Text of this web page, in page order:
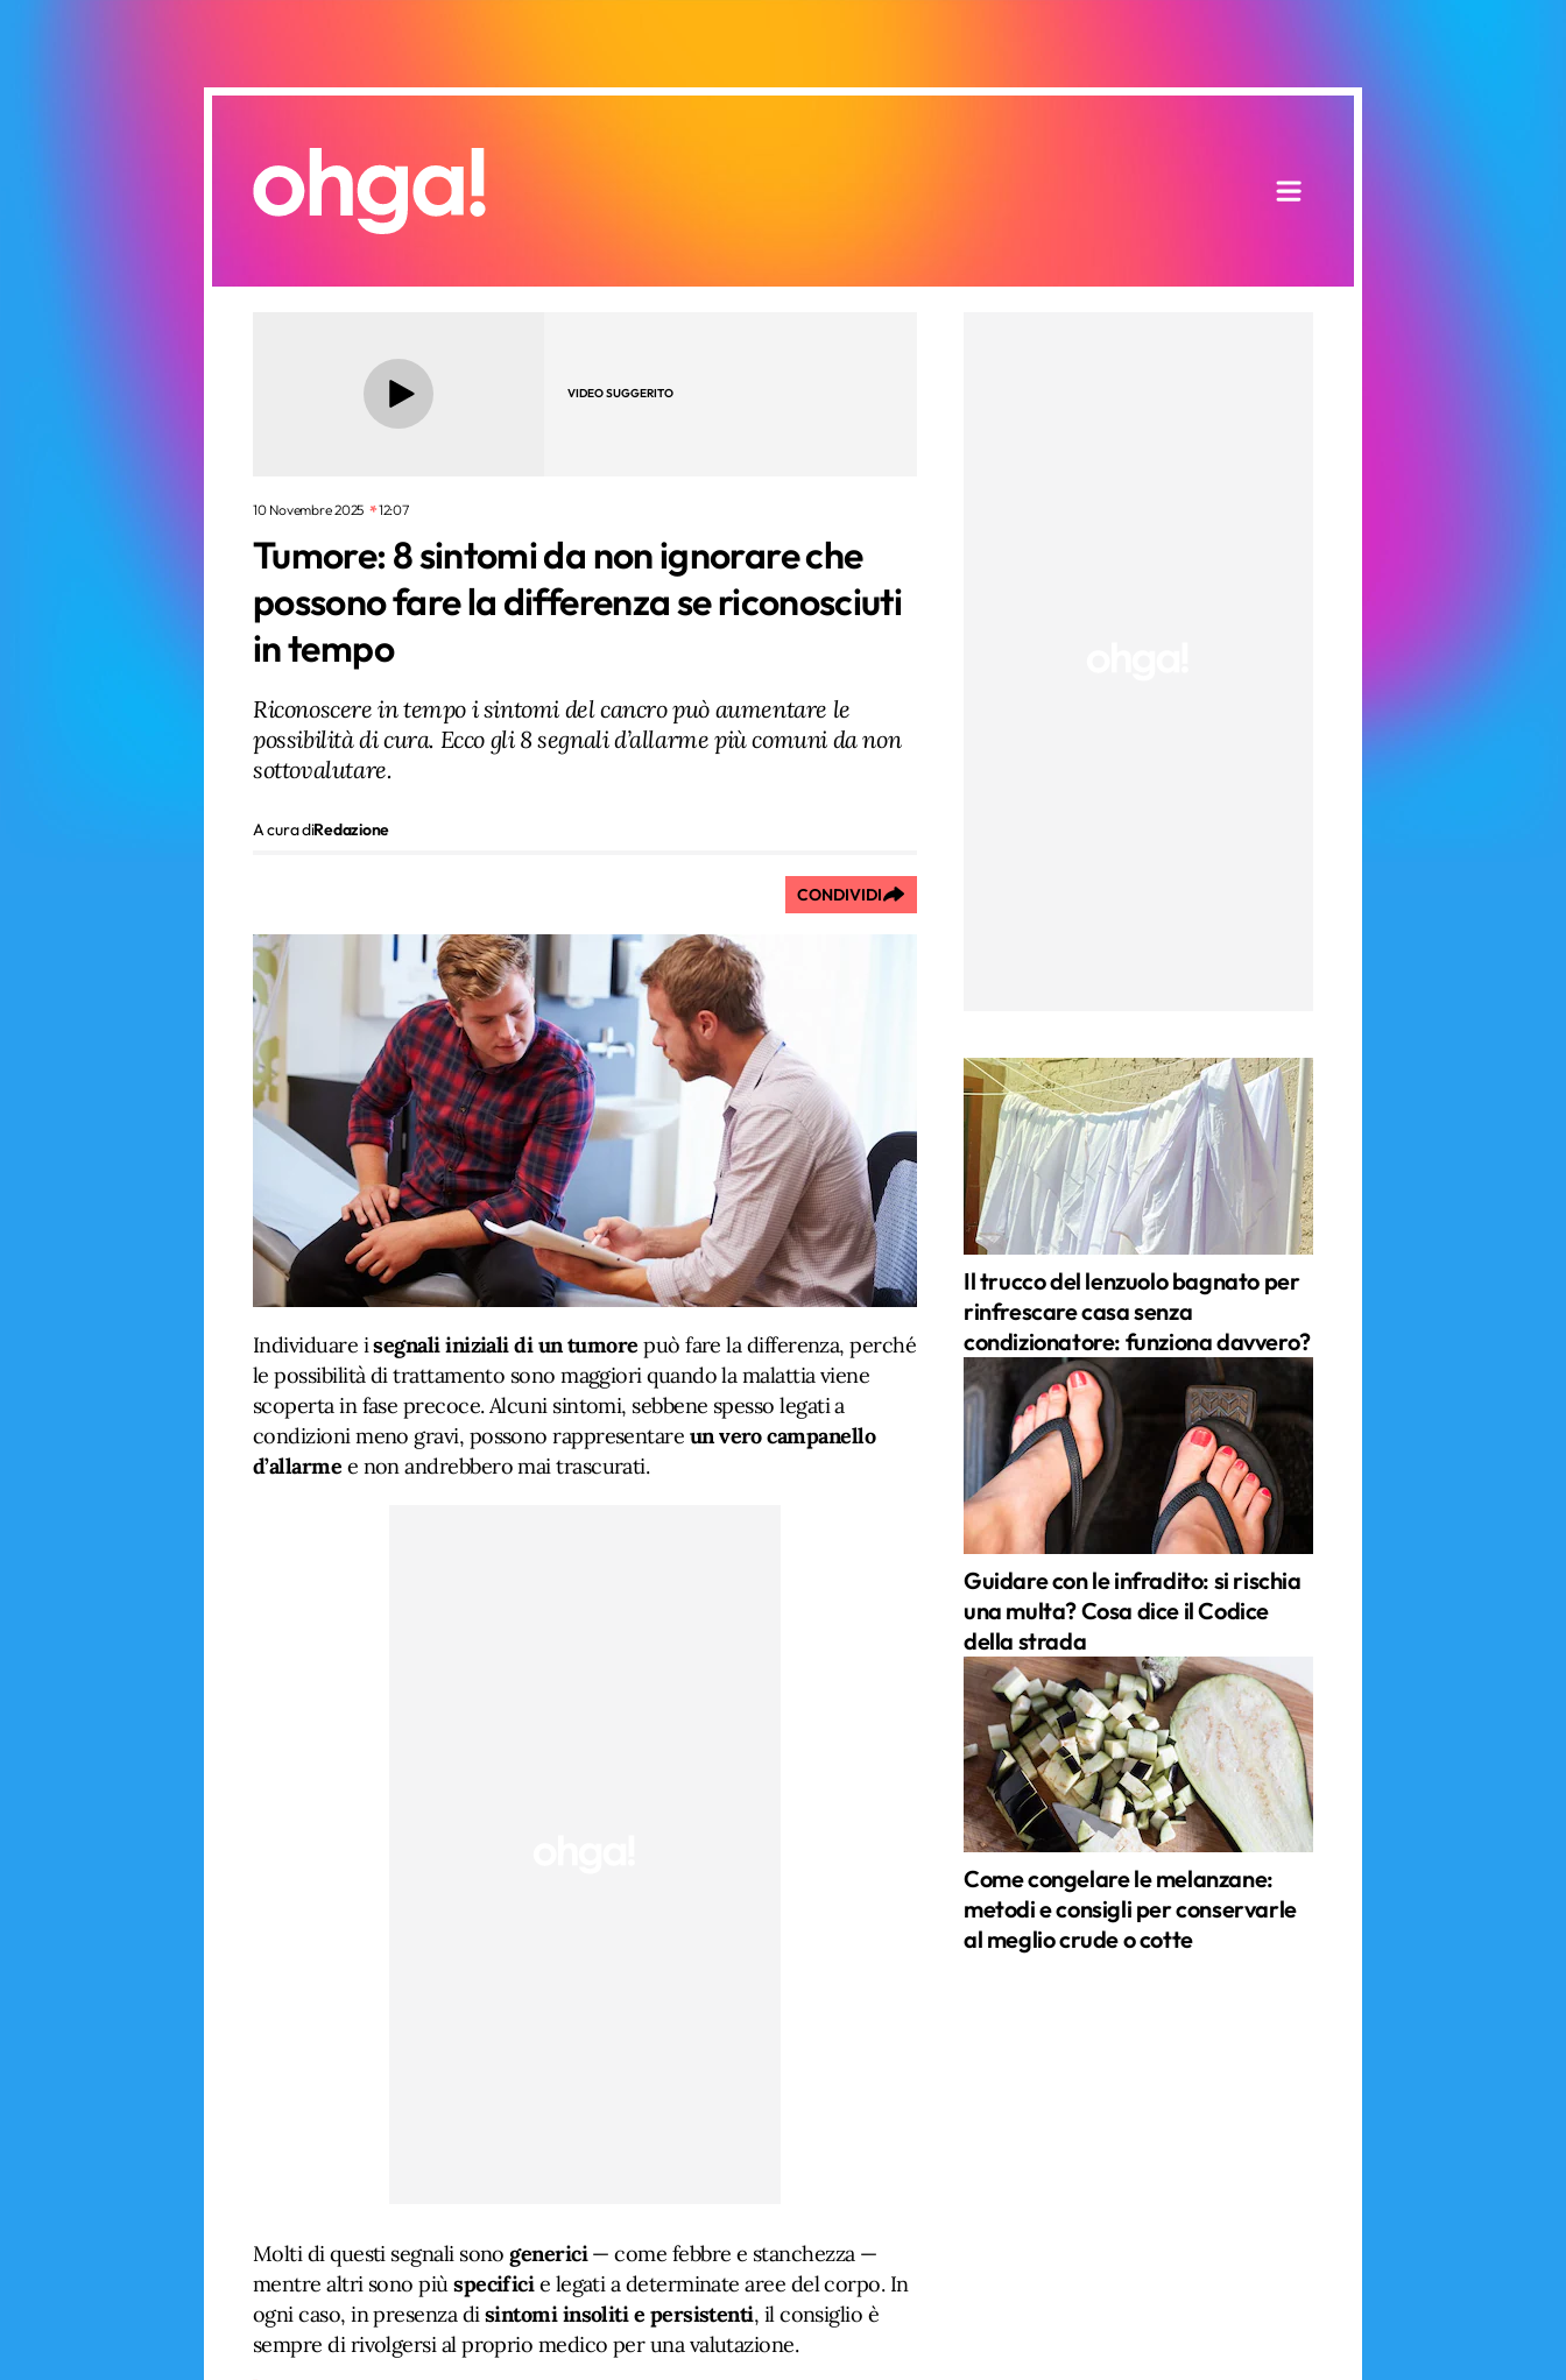
VIDEO SUGGERITO
10 Novembre 2025 12:07
Tumore: 8 sintomi da non ignorare che
possono fare la differenza se riconosciuti
in tempo
Riconoscere in tempo i sintomi del cancro può aumentare le
possibilità di cura. Ecco gli 8 segnali d’allarme più comuni da non
sottovalutare.
A cura diRedazione
CONDIVIDI
Individuare isegnali iniziali di un tumore può fare la differenza, perché
le possibilità di trattamento sono maggiori quando la malattia viene
scoperta in fase precoce. Alcuni sintomi, sebbene spesso legati a
condizioni meno gravi, possono rappresentare un vero campanello
d’allarme e non andrebbero mai trascurati.
Molti di questi segnali sonogenerici— come febbre e stanchezza —
mentre altri sono piùspecificie legati a determinate aree del corpo. In
ogni caso, in presenza disintomi insoliti e persistenti, il consiglio è
sempre di rivolgersi al proprio medico per una valutazione.
Il trucco del lenzuolo bagnato per
rinfrescare casa senza
condizionatore: funziona davvero?
Guidare con le infradito: si rischia
una multa? Cosa dice il Codice
della strada
Come congelare le melanzane:
metodi e consigli per conservarle
al meglio crude o cotte